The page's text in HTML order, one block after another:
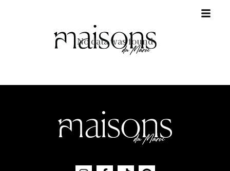
No data was found